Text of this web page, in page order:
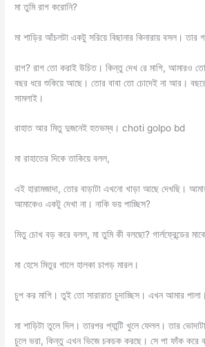
মা তুমি রাগ করোনি?
মা শাড়ির আঁচলটা একটু সরিয়ে বিছানার কিনারায় বসল। তার
রাগ? রাগ তো করাই উচিত। কিন্তু দেখ রে মাগি, আমারও
বছর ধরে শুকিয়ে আছে। তোর বাবা তো চোদেই না আর।
সামলাই।
রাহাত আর মিতু দুজনেই হতভম্ব। choti golpo bd
মা রাহাতের দিকে তাকিয়ে বলল,
এই হারামজাদা, তোর বাড়াটা এখনো খাড়া আছে দেখছি।
আমাকেও একটু দেখা না। নাকি ভয় পাচ্ছিস?
মিতু চোখ বড় করে বলল, মা তুমি কী বলছো? গার্লফ্রেন্ডের মাকে
মা হেসে মিতুর গালে হালকা চাপড় মারল।
চুপ কর মাগি। তুই তো সারারাত চুদাচ্ছিস। এখন আমার পালা।
মা শাড়িটা তুলে দিল। তারপর প্যান্টি খুলে ফেলল। তার
চুলে ভরা, কিন্তু এখন ভিজে চকচক করছে। সে পা ফাঁক করে